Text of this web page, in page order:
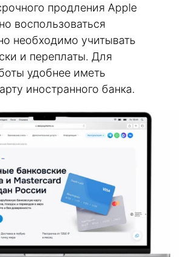
продления Apple
воспользоваться
необходимо учитывать
и переплаты. Для
удобнее иметь
иностранного банка.